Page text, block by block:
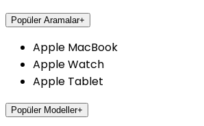
Popüler Aramalar+
Apple MacBook
Apple Watch
Apple Tablet
Popüler Modeller+